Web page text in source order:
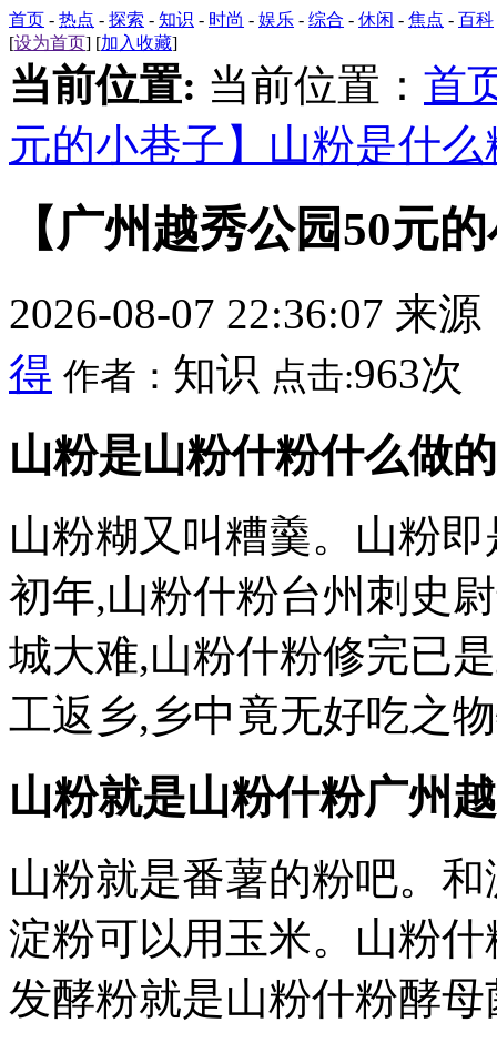
首页 - 热点 - 探索 - 知识 - 时尚 - 娱乐 - 综合 - 休闲 - 焦点 - 百科
[设为首页] [加入收藏]
当前位置: 当前位置： 首
元的小巷子】山粉是什么
【广州越秀公园50元
2026-08-07 22:36:07 来源
得 作者： 知识 点击:963次
山粉是山粉什粉什么做
山粉糊又叫糟羹。山粉
初年,山粉什粉台州刺史
城大难,山粉什粉修完已
工返乡,乡中竟无好吃之
山粉就是山粉什粉广州
山粉就是番薯的粉吧。
淀粉可以用玉米。山粉
发酵粉就是山粉什粉酵